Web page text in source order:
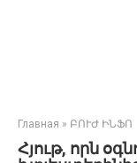
Главная » ԲՈՒԺ ԻՆՖՈ
Հյութ, որն